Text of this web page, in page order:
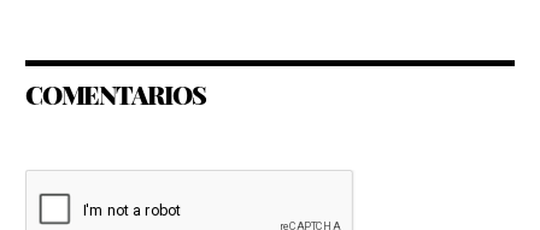
COMENTARIOS